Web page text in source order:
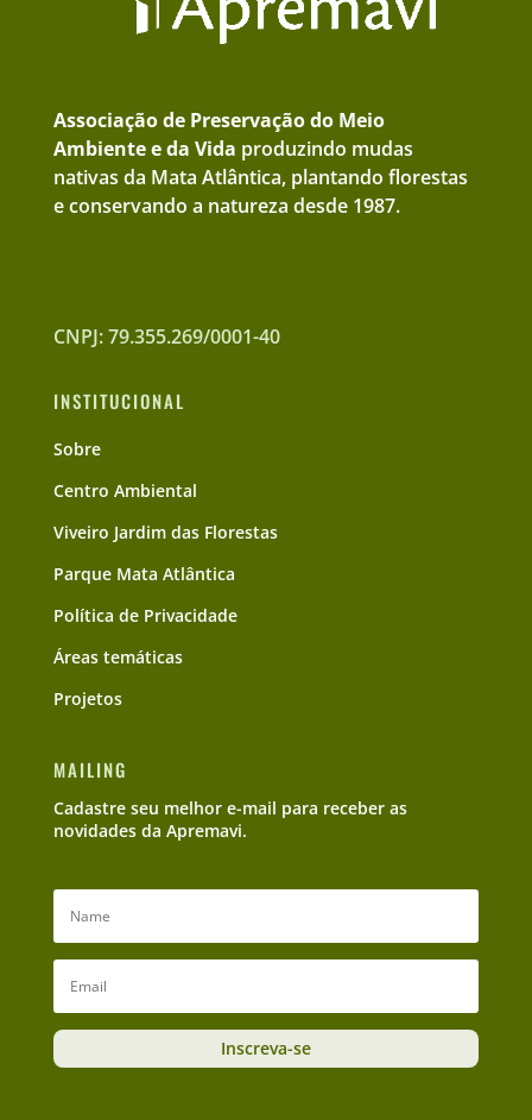
Associação de Preservação do Meio
Ambiente e da Vida produzindo mudas
nativas da Mata Atlântica, plantando florestas
e conservando a natureza desde 1987.
CNPJ: 79.355.269/0001-40
INSTITUCIONAL
Sobre
Centro Ambiental
Viveiro Jardim das Florestas
Parque Mata Atlântica
Política de Privacidade
Áreas temáticas
Projetos
MAILING
Cadastre seu melhor e-mail para receber as
novidades da Apremavi.
Inscreva-se